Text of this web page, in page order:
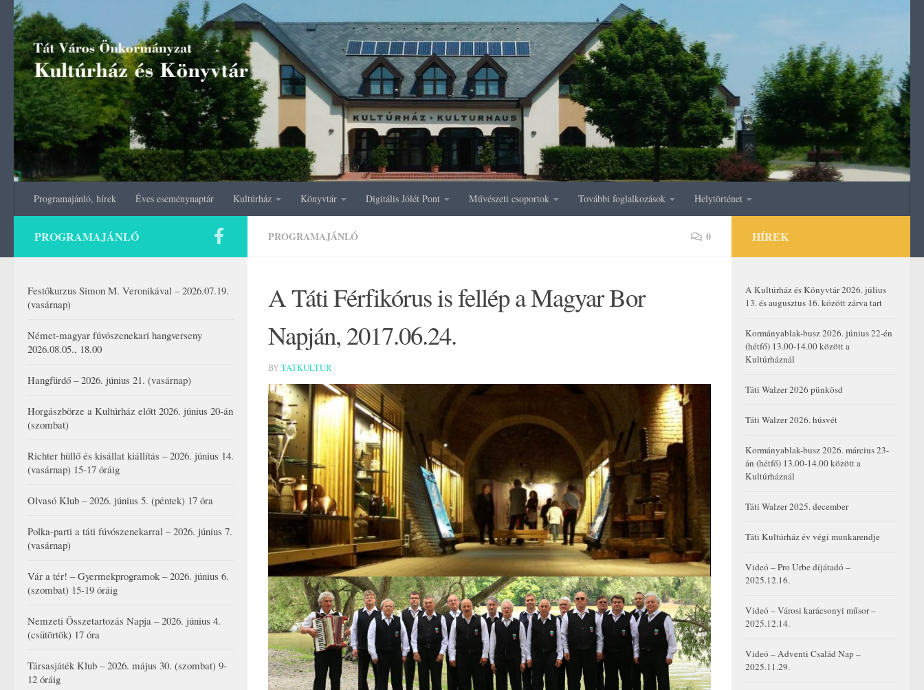
Skip to content
Programajánló, hírek Éves eseménynaptár Kultúrház Könyvtár Digitális Jólét Pont Művészeti csoportok További foglalkozások Helytörténet
PROGRAMAJÁNLÓ 0
A Táti Férfikórus is fellép a Magyar Bor
Napján, 2017.06.24.
BY TATKULTUR
PROGRAMAJÁNLÓ
Festőkurzus Simon M. Veronikával – 2026.07.19.
(vasárnap)
Német-magyar fúvószenekari hangverseny
2026.08.05., 18.00
Hangfürdő – 2026. június 21. (vasárnap)
Horgászbörze a Kultúrház előtt 2026. június 20-án
(szombat)
Richter hüllő és kisállat kiállítás – 2026. június 14.
(vasárnap) 15-17 óráig
Olvasó Klub – 2026. június 5. (péntek) 17 óra
Polka-parti a táti fúvószenekarral – 2026. június 7.
(vasárnap)
Vár a tér! – Gyermekprogramok – 2026. június 6.
(szombat) 15-19 óráig
Nemzeti Összetartozás Napja – 2026. június 4.
(csütörtök) 17 óra
Társasjáték Klub – 2026. május 30. (szombat) 9-
12 óráig
HÍREK
A Kultúrház és Könyvtár 2026. július
13. és augusztus 16. között zárva tart
Kormányablak-busz 2026. június 22-én
(hétfő) 13.00-14.00 között a
Kultúrháznál
Táti Walzer 2026 pünkösd
Táti Walzer 2026. húsvét
Kormányablak-busz 2026. március 23-
án (hétfő) 13.00-14.00 között a
Kultúrháznál
Táti Walzer 2025. december
Táti Kultúrház év végi munkarendje
Videó – Pro Urbe díjátadó –
2025.12.16.
Videó – Városi karácsonyi műsor –
2025.12.14.
Videó – Adventi Család Nap –
2025.11.29.